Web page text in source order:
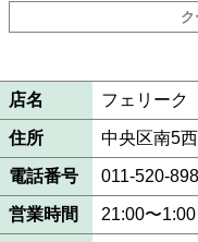
店名 フェリーク
住所 中央区南5
電話番号 011-520-
営業時間 21:00〜